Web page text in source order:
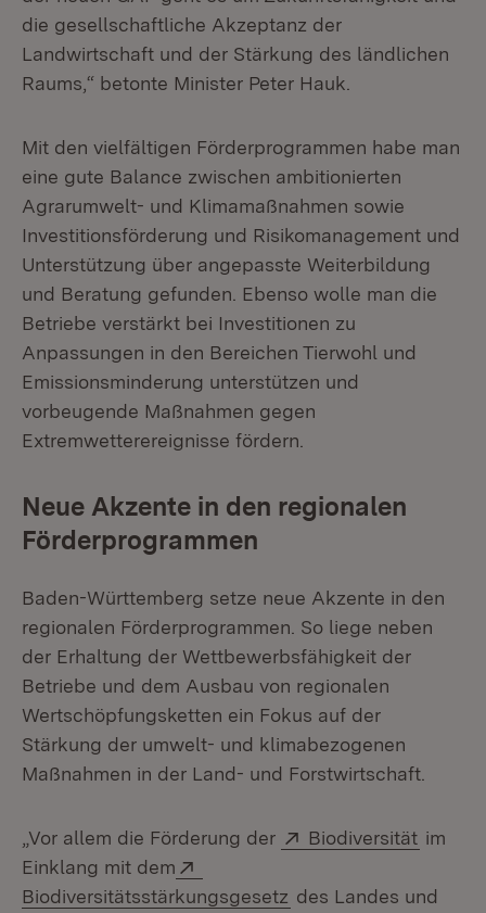
die gesellschaftliche Akzeptanz der
Landwirtschaft und der Stärkung des ländlichen
Raums,“ betonte Minister Peter Hauk.
Mit den vielfältigen Förderprogrammen habe man
eine gute Balance zwischen ambitionierten
Agrarumwelt- und Klimamaßnahmen sowie
Investitionsförderung und Risikomanagement und
Unterstützung über angepasste Weiterbildung
und Beratung gefunden. Ebenso wolle man die
Betriebe verstärkt bei Investitionen zu
Anpassungen in den Bereichen Tierwohl und
Emissionsminderung unterstützen und
vorbeugende Maßnahmen gegen
Extremwetterereignisse fördern.
Neue Akzente in den regionalen
Förderprogrammen
Baden-Württemberg setze neue Akzente in den
regionalen Förderprogrammen. So liege neben
der Erhaltung der Wettbewerbsfähigkeit der
Betriebe und dem Ausbau von regionalen
Wertschöpfungsketten ein Fokus auf der
Stärkung der umwelt- und klimabezogenen
Maßnahmen in der Land- und Forstwirtschaft.
„Vor allem die Förderung der Extern:
Biodiversität im
Einklang mit dem
Biodiversitätsstärkungsgesetz (Öffnet in neuem
des Landes und